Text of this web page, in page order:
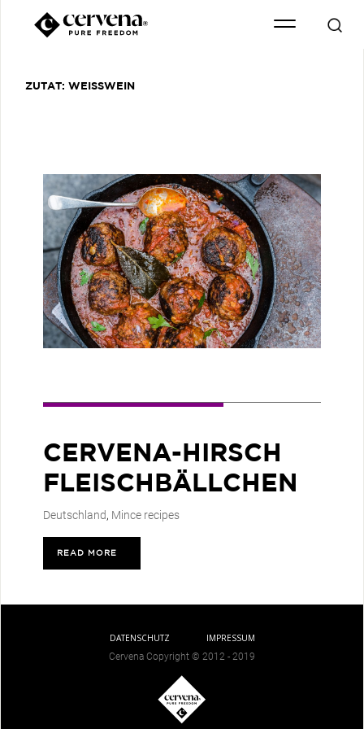
ZUTAT: WEISSWEIN
CERVENA-HIRSCH
FLEISCHBÄLLCHEN
Deutschland, Mince recipes
READ MORE
DATENSCHUTZ
IMPRESSUM
Cervena Copyright © 2012 - 2019